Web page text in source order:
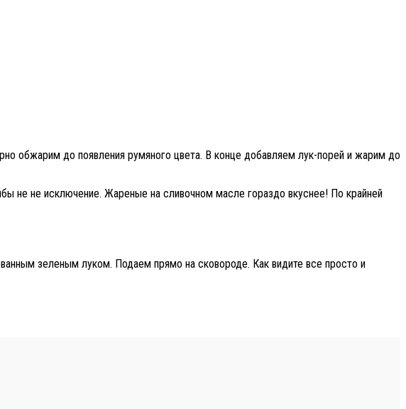
обжарим до появления румяного цвета. В конце добавляем лук-порей и жарим до
не не исключение. Жареные на сливочном масле гораздо вкуснее! По крайней
зеленым луком. Подаем прямо на сковороде. Как видите все просто и